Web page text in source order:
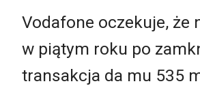
Vodafone oczekuje, że
w piątym roku po
transakcja da mu 535